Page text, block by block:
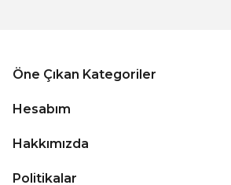
Öne Çıkan Kategoriler
Hesabım
Hakkımızda
Politikalar